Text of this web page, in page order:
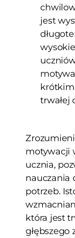
jest
krótkim
trwałej
motywacji
ucznia,
nauczania
potrzeb.
która jest
głębszego